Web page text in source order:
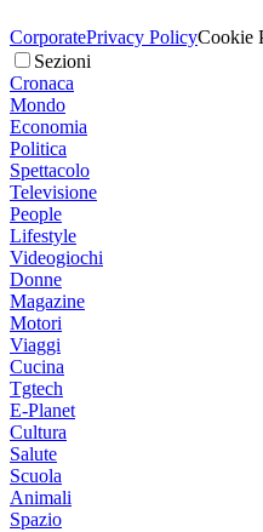
CorporatePrivacy PolicyCookie
Sezioni
Cronaca
Mondo
Economia
Politica
Spettacolo
Televisione
People
Lifestyle
Videogiochi
Donne
Magazine
Motori
Viaggi
Cucina
Tgtech
E-Planet
Cultura
Salute
Scuola
Animali
Spazio